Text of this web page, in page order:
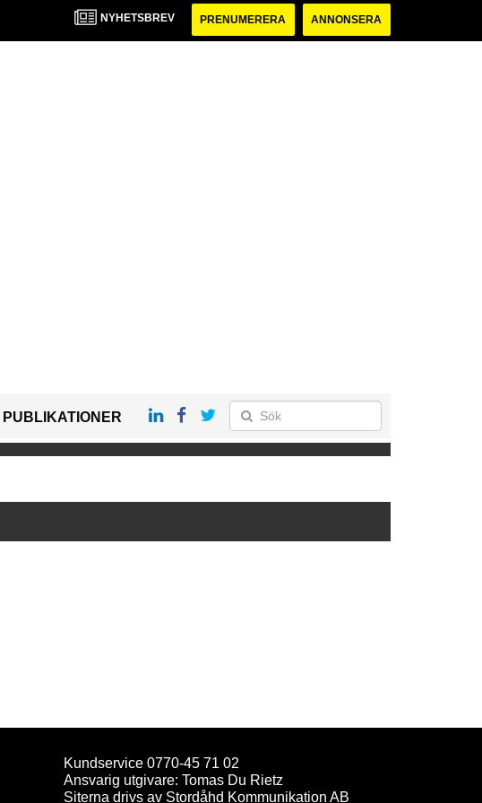
NYHETSBREV PRENUMERERA ANNONSERA
PUBLIKATIONER
Kundservice 0770-45 71 02
Ansvarig utgivare: Tomas Du Rietz
Siterna drivs av Stordåhd Kommunikation AB